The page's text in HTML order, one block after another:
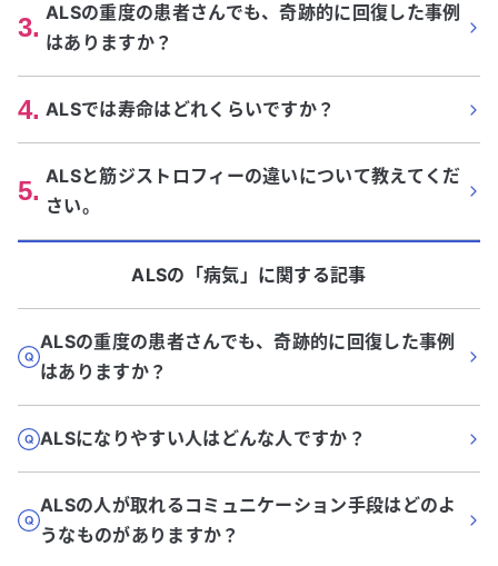
3. ALSの重度の患者さんでも、奇跡的に回復した事例
はありますか？
4. ALSでは寿命はどれくらいですか？
5. ALSと筋ジストロフィーの違いについて教えてくだ
さい。
ALSの「病気 」に関する記事
ALSの重度の患者さんでも、奇跡的に回復した事例
はありますか？
ALSになりやすい人はどんな人ですか？
ALSの人が取れるコミュニケーション手段はどのよ
うなものがありますか？